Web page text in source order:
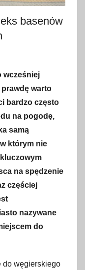
basenów
wcześniej
warto
bardzo często
na pogodę,
samą
którym nie
na spędzenie
częściej
nazywane
do
do węgierskiego